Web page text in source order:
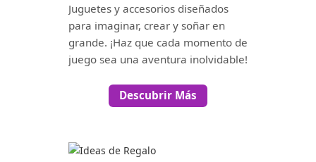
Juguetes y accesorios diseñados
para imaginar, crear y soñar en
grande. ¡Haz que cada momento de
juego sea una aventura inolvidable!
Descubrir Más